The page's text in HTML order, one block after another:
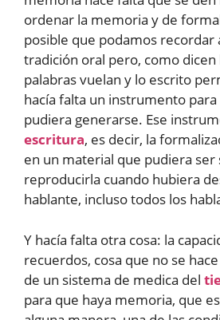
ordenar la memoria y de
posible que podamos recordar
tradición oral pero, como dicen
palabras vuelan y lo escrito
hacía falta un instrumento
pudiera generarse. Ese
escritura, es decir, la
en un material que pudiera ser
reproducirla cuando hubiera
hablante, incluso todos los
Y hacía falta otra cosa: la
recuerdos, cosa que no se
de un sistema de medica del
para que haya memoria, que